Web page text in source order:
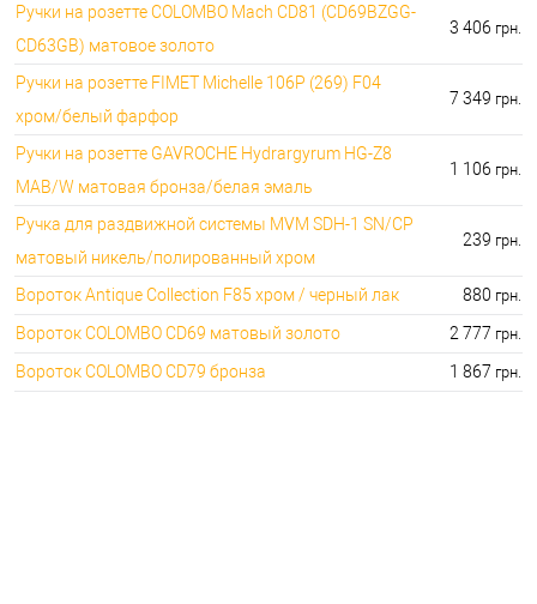
Ручки на розетте COLOMBO Mach CD81 (CD69BZGG-
CD63GB) матовое золото
3 406 грн.
Ручки на розетте FIMET Michelle 106P (269) F04
хром/белый фарфор
7 349 грн.
Ручки на розетте GAVROCHE Hydrargyrum HG-Z8
MAB/W матовая бронза/белая эмаль
1 106 грн.
Ручка для раздвижной системы MVM SDH-1 SN/CP
матовый никель/полированный хром
239 грн.
Вороток Antique Collection F85 хром / черный лак 880 грн.
Вороток COLOMBO CD69 матовый золото 2 777 грн.
Вороток COLOMBO CD79 бронза 1 867 грн.